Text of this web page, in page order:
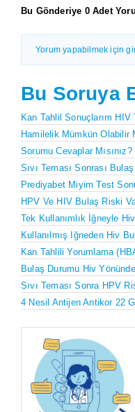
Bu Gönderiye 0 Adet
Yorum yapabilmek için
Bu Soruya
Kan Tahlil Sonuçlarım HIV
Hamilelik Mümkün Olabilir
Sorumu Cevaplar Mısınız?
Sıvı Teması Sonrası
Prediyabet Miyim Test
HPV Ve HIV Bulaş Riski
Tek Kullanımlık İğneyle
Kullanılmış Iğneden Hiv
Kan Tahlili Yorumlama
Bulaş Durumu Hiv
Sıvı Teması Sonra HPV
4 Nesil Antijen Antikor 22